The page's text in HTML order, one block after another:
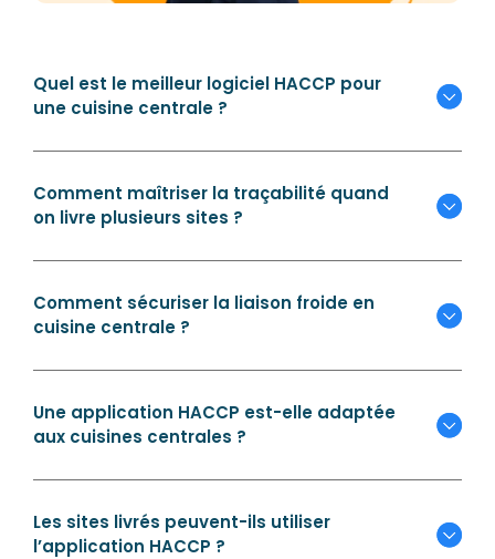
Quel est le meilleur logiciel HACCP pour
une cuisine centrale ?
Comment maîtriser la traçabilité quand
on livre plusieurs sites ?
Comment sécuriser la liaison froide en
cuisine centrale ?
Une application HACCP est-elle adaptée
aux cuisines centrales ?
Les sites livrés peuvent-ils utiliser
l’application HACCP ?